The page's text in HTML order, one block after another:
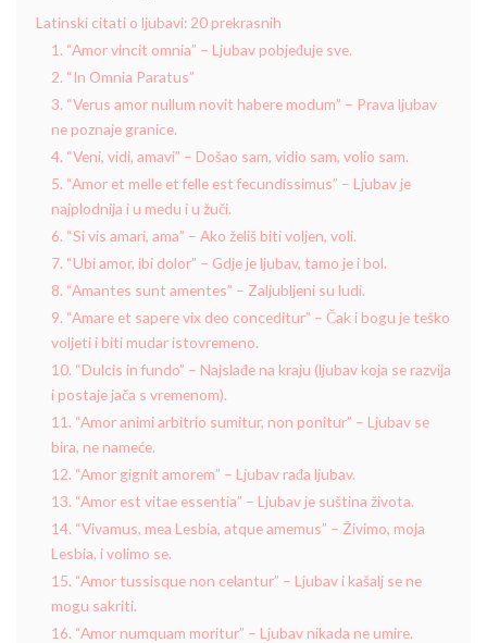
Latinski citati o ljubavi: 20 prekrasnih
1. “Amor vincit omnia” – Ljubav pobjeđuje sve.
2. “In Omnia Paratus”
3. “Verus amor nullum novit habere modum” – Prava ljubav
ne poznaje granice.
4. “Veni, vidi, amavi” – Došao sam, vidio sam, volio sam.
5. “Amor et melle et felle est fecundissimus” – Ljubav je
najplodnija i u medu i u žuči.
6. “Si vis amari, ama” – Ako želiš biti voljen, voli.
7. “Ubi amor, ibi dolor” – Gdje je ljubav, tamo je i bol.
8. “Amantes sunt amentes” – Zaljubljeni su ludi.
9. “Amare et sapere vix deo conceditur” – Čak i bogu je teško
voljeti i biti mudar istovremeno.
10. “Dulcis in fundo” – Najslađe na kraju (ljubav koja se razvija
i postaje jača s vremenom).
11. “Amor animi arbitrio sumitur, non ponitur” – Ljubav se
bira, ne nameće.
12. “Amor gignit amorem” – Ljubav rađa ljubav.
13. “Amor est vitae essentia” – Ljubav je suština života.
14. “Vivamus, mea Lesbia, atque amemus” – Živimo, moja
Lesbia, i volimo se.
15. “Amor tussisque non celantur” – Ljubav i kašalj se ne
mogu sakriti.
16. “Amor numquam moritur” – Ljubav nikada ne umire.